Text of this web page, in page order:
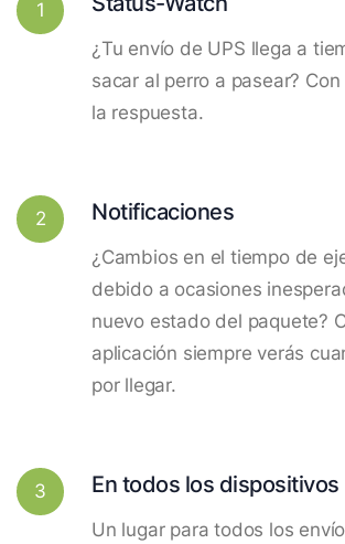
1
¿Tu envío de UPS llega a
sacar al perro a pasear?
la respuesta.
2 Notificaciones
¿Cambios en el tiempo de
debido a ocasiones
nuevo estado del paquete?
aplicación siempre verás
por llegar.
3 En todos los dispositivos
Un lugar para todos los